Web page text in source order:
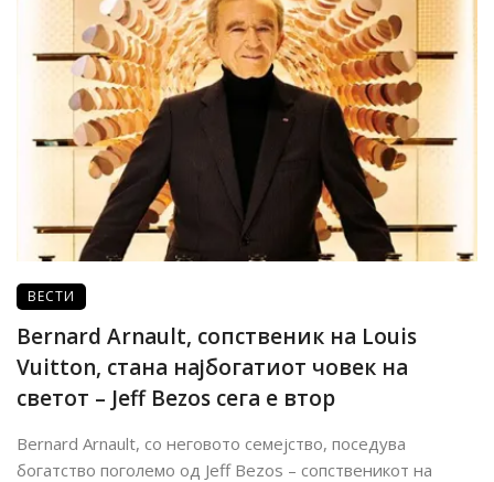
ВЕСТИ
Bernard Arnault, сопственик на Louis
Vuitton, стана најбогатиот човек на
светот – Jeff Bezos сега е втор
Bernard Arnault, со неговото семејство, поседува
богатство поголемо од Jeff Bezos – сопственикот на